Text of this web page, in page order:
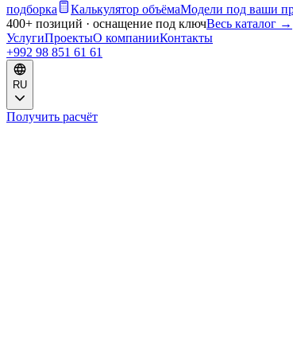
подборка
Калькулятор объёмаМодели под ваши
400+ позиций · оснащение под ключВесь каталог →
УслугиПроектыО компанииКонтакты
+992 98 851 61 61
RU
Получить расчёт